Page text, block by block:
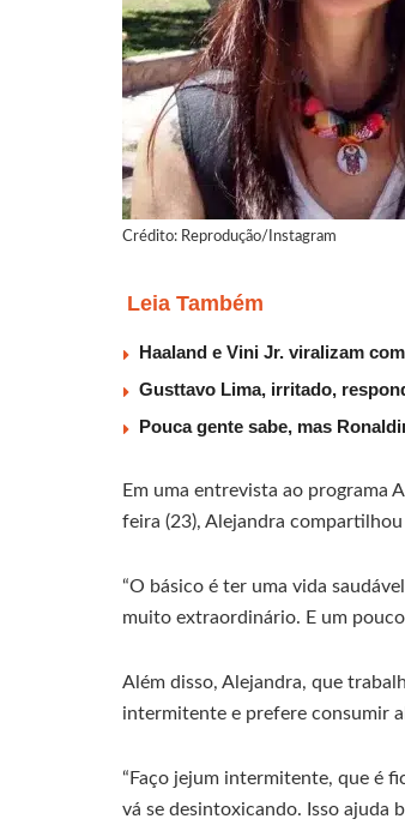
Crédito: Reprodução/Instagram
Leia Também
Haaland e Vini Jr. viralizam
Gusttavo Lima, irritado,
Pouca gente sabe, mas
Em uma entrevista ao programa
feira (23), Alejandra compartilhou
“O básico é ter uma vida
muito extraordinário. E um
Além disso, Alejandra, que
intermitente e prefere consumir
“Faço jejum intermitente, que é
vá se desintoxicando. Isso ajuda